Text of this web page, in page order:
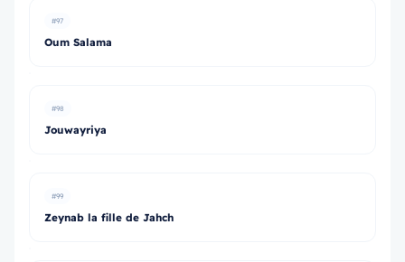
#97
Oum Salama
#98
Jouwayriya
#99
Zeynab la fille de Jahch